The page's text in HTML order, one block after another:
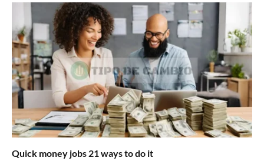
Quick money jobs 21 ways to do it